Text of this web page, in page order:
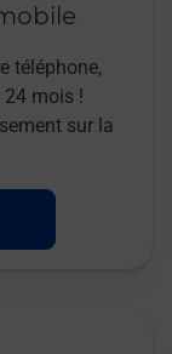
téléphone,
mois !
sur la